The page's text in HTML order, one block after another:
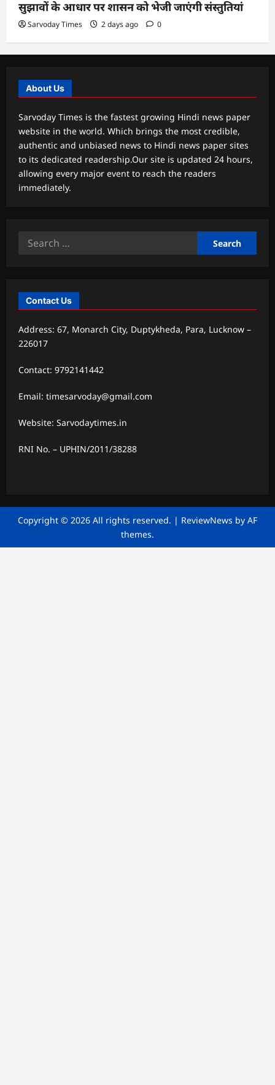
सुझावों के आधार पर शासन को भेजी जाएंगी संस्तुतियां
Sarvoday Times 2 days ago 0
About Us
Sarvoday Times is the fastest growing Hindi news paper
website in the world. Which brings the most credible,
authentic and unbiased news to Hindi news paper sites
to its dedicated readership.Our site is updated 24 hours,
allowing every major event to reach the readers
immediately.
Search
Contact Us
Address: 67, Monarch City, Duptykheda, Para, Lucknow –
226017
Contact: 9792141442
Email: timesarvoday@gmail.com
Website: Sarvodaytimes.in
RNI No. – UPHIN/2011/38288
Copyright © 2026 All rights reserved. | ReviewNews by AF
themes.